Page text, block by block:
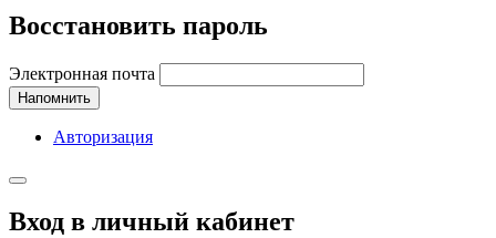
Восстановить пароль
Электронная почта
Напомнить
Авторизация
Вход в личный кабинет